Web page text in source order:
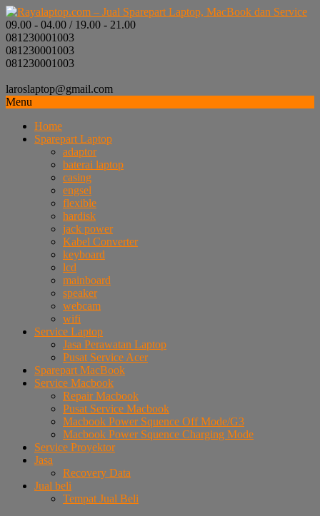
09.00 - 04.00 / 19.00 - 21.00
081230001003
081230001003
081230001003
laroslaptop@gmail.com
Menu
Home
Sparepart Laptop
adaptor
baterai laptop
casing
engsel
flexible
hardisk
jack power
Kabel Converter
keyboard
lcd
mainboard
speaker
webcam
wifi
Service Laptop
Jasa Perawatan Laptop
Pusat Service Acer
Sparepart MacBook
Service Macbook
Repair Macbook
Pusat Service Macbook
Macbook Power Squence Off Mode/G3
Macbook Power Squence Charging Mode
Service Proyektor
Jasa
Recovery Data
Jual beli
Tempat Jual Beli